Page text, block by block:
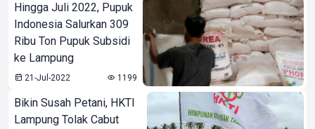
Hingga Juli 2022, Pupuk
Indonesia Salurkan 309
Ribu Ton Pupuk Subsidi
ke Lampung
21-Jul-2022 1199
Bikin Susah Petani, HKTI
Lampung Tolak Cabut